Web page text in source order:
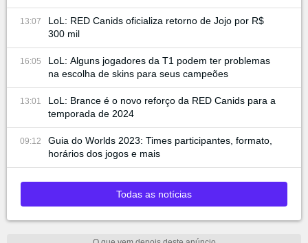
13:07
LoL: RED Canids oficializa retorno de Jojo por R$
300 mil
16:05
LoL: Alguns jogadores da T1 podem ter problemas
na escolha de skins para seus campeões
13:01
LoL: Brance é o novo reforço da RED Canids para a
temporada de 2024
09:12
Guia do Worlds 2023: Times participantes, formato,
horários dos jogos e mais
Todas as notícias